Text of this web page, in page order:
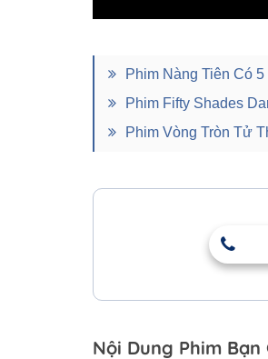
Phim Nàng Tiên Có
Phim Fifty Shades
Phim Vòng Tròn Tử
Nội Dung Phim Bạn